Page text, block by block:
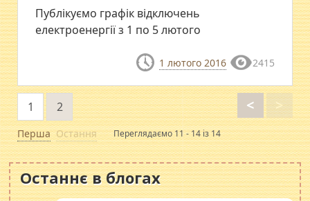
Публікуємо графік відключень
електроенергії з 1 по 5 лютого
1 лютого 2016 2415
Перша
<
1 2 >
Остання Переглядаємо 11 - 14 із 14
Останнє в блогах